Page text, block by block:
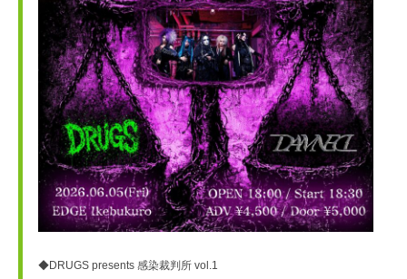
◆DRUGS presents 感染裁判所 vol.1